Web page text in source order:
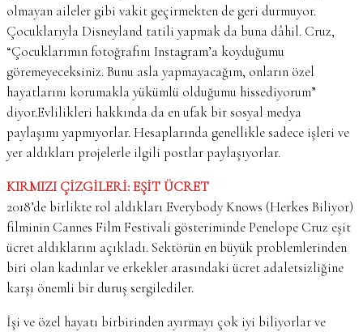
olmayan aileler gibi vakit geçirmekten de geri durmuyor.
Çocuklarıyla Disneyland tatili yapmak da buna dâhil. Cruz,
“Çocuklarımın fotoğrafını Instagram’a koyduğumu
göremeyeceksiniz. Bunu asla yapmayacağım, onların özel
hayatlarını korumakla yükümlü olduğumu hissediyorum”
diyor.Evlilikleri hakkında da en ufak bir sosyal medya
paylaşımı yapmıyorlar. Hesaplarında genellikle sadece işleri ve
yer aldıkları projelerle ilgili postlar paylaşıyorlar.
KIRMIZI ÇİZGİLERİ: EŞİT ÜCRET
2018’de birlikte rol aldıkları Everybody Knows (Herkes Biliyor)
filminin Cannes Film Festivali gösteriminde Penelope Cruz eşit
ücret aldıklarını açıkladı. Sektörün en büyük problemlerinden
biri olan kadınlar ve erkekler arasındaki ücret adaletsizliğine
karşı önemli bir duruş sergilediler.
İşi ve özel hayatı birbirinden ayırmayı çok iyi biliyorlar ve